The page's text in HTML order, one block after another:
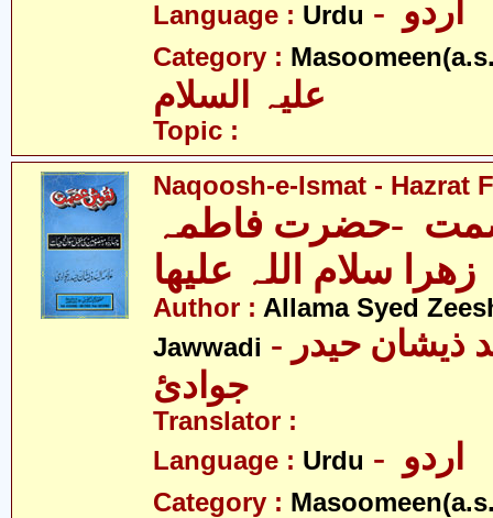
Language : Urdu
Category :
Topic :
Naqoosh-e-Ismat - Hazrat
-حضرت فاطمہ
زھرا سلام اللہ علیھا
Author : Allama Syed
Jawwadi - علامہ سیّد ذیشان حیدر
جوادئ
Translator :
Language : Urdu
Category :